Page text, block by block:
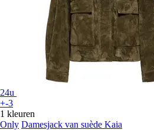
24u
+-3
1 kleuren
Only Damesjack van suède Kaia